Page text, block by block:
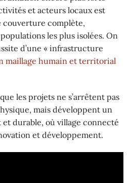
et acteurs locaux est
couverture complète,
les plus isolées. On
d’une « infrastructure
maillage humain et territorial
les projets ne s’arrêtent pas
mais développent un
durable, où village connecté
et développement.